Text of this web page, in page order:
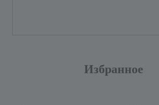
Избранное